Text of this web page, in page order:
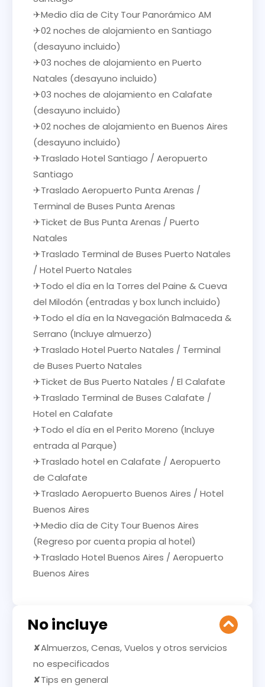
✈Medio día de City Tour Panorámico AM
✈02 noches de alojamiento en Santiago
(desayuno incluido)
✈03 noches de alojamiento en Puerto
Natales (desayuno incluido)
✈03 noches de alojamiento en Calafate
(desayuno incluido)
✈02 noches de alojamiento en Buenos Aires
(desayuno incluido)
✈Traslado Hotel Santiago / Aeropuerto
Santiago
✈Traslado Aeropuerto Punta Arenas /
Terminal de Buses Punta Arenas
✈Ticket de Bus Punta Arenas / Puerto
Natales
✈Traslado Terminal de Buses Puerto Natales
/ Hotel Puerto Natales
✈Todo el día en la Torres del Paine & Cueva
del Milodón (entradas y box lunch incluido)
✈Todo el día en la Navegación Balmaceda &
Serrano (Incluye almuerzo)
✈Traslado Hotel Puerto Natales / Terminal
de Buses Puerto Natales
✈Ticket de Bus Puerto Natales / El Calafate
✈Traslado Terminal de Buses Calafate /
Hotel en Calafate
✈Todo el día en el Perito Moreno (Incluye
entrada al Parque)
✈Traslado hotel en Calafate / Aeropuerto
de Calafate
✈Traslado Aeropuerto Buenos Aires / Hotel
Buenos Aires
✈Medio día de City Tour Buenos Aires
(Regreso por cuenta propia al hotel)
✈Traslado Hotel Buenos Aires / Aeropuerto
Buenos Aires
No incluye
✘Almuerzos, Cenas, Vuelos y otros servicios
no especificados
✘Tips en general